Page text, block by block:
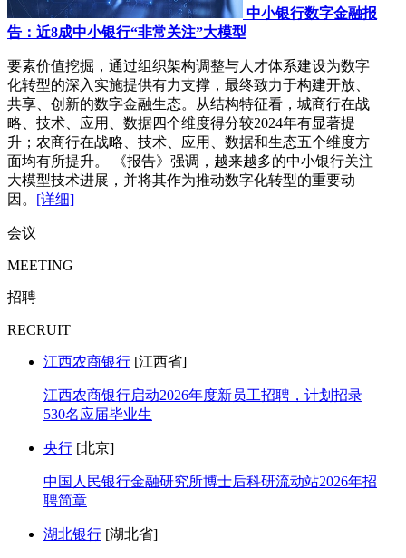
中小银行数字金融报
告：近8成中小银行“非常关注”大模型
要素价值挖掘，通过组织架构调整与人才体系建设为数字
化转型的深入实施提供有力支撑，最终致力于构建开放、
共享、创新的数字金融生态。从结构特征看，城商行在战
略、技术、应用、数据四个维度得分较2024年有显著提
升；农商行在战略、技术、应用、数据和生态五个维度方
面均有所提升。 《报告》强调，越来越多的中小银行关注
大模型技术进展，并将其作为推动数字化转型的重要动
因。 [详细]
会议
MEETING
招聘
RECRUIT
江西农商银行 [江西省]
江西农商银行启动2026年度新员工招聘，计划招录
530名应届毕业生
央行 [北京]
中国人民银行金融研究所博士后科研流动站2026年招
聘简章
湖北银行 [湖北省]